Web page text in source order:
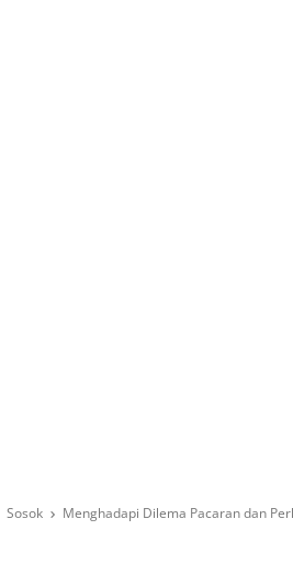
Sosok
Menghadapi Dilema Pacaran dan